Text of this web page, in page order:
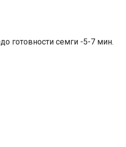
готовности семги -5-7 мин.